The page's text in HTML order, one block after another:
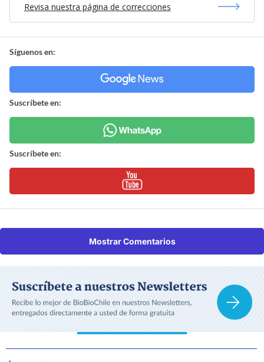
Revisa nuestra página de correcciones
Síguenos en:
Suscríbete en:
Suscríbete en:
Mostrar Comentarios